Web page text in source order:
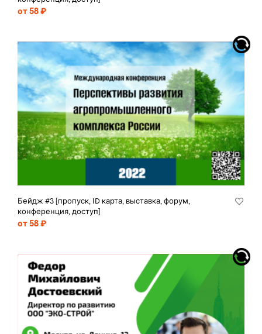
от 58 ₽
Бейдж #3 [пропуск, ID карта, выставка, форум,
конференция, доступ]
от 58 ₽